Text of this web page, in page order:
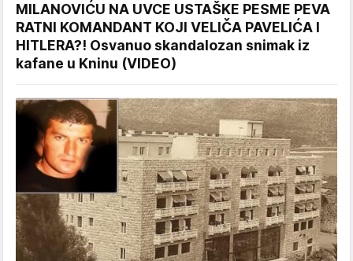
MILANOVIĆU NA UVCE USTAŠKE PESME PEVA
RATNI KOMANDANT KOJI VELIČA PAVELIĆA I
HITLERA?! Osvanuo skandalozan snimak iz
kafane u Kninu (VIDEO)